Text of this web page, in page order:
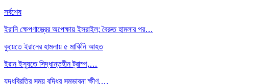
সর্বশেষ
ইরানি ক্ষেপণাস্ত্রের অপেক্ষায় ইসরাইল; বৈরুত হামলার পর…
কুয়েতে ইরানের হামলায় ৫ মার্কিনি আহত
ইরান ইস্যুতে সিদ্ধান্তহীন ট্রাম্প,…
যুদ্ধবিরতির সময় বৃদ্ধির সম্ভাবনা ক্ষীণ,…